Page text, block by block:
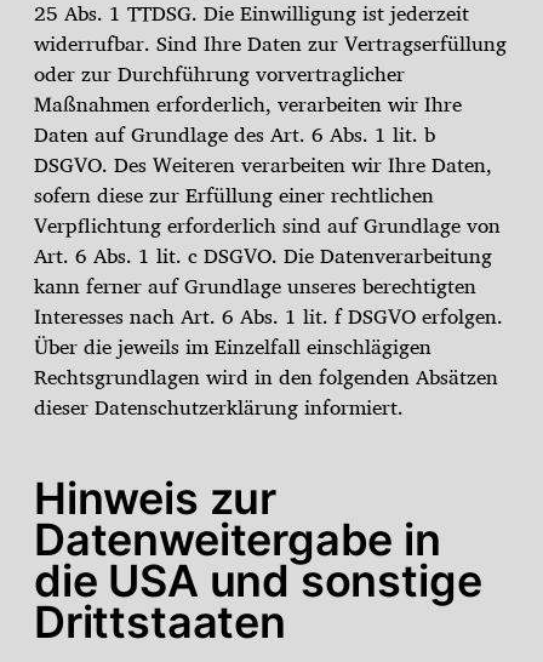
25 Abs. 1 TTDSG. Die Einwilligung ist jederzeit
widerrufbar. Sind Ihre Daten zur Vertragserfüllung
oder zur Durchführung vorvertraglicher
Maßnahmen erforderlich, verarbeiten wir Ihre
Daten auf Grundlage des Art. 6 Abs. 1 lit. b
DSGVO. Des Weiteren verarbeiten wir Ihre Daten,
sofern diese zur Erfüllung einer rechtlichen
Verpflichtung erforderlich sind auf Grundlage von
Art. 6 Abs. 1 lit. c DSGVO. Die Datenverarbeitung
kann ferner auf Grundlage unseres berechtigten
Interesses nach Art. 6 Abs. 1 lit. f DSGVO erfolgen.
Über die jeweils im Einzelfall einschlägigen
Rechtsgrundlagen wird in den folgenden Absätzen
dieser Datenschutzerklärung informiert.
Hinweis zur
Datenweitergabe in
die USA und sonstige
Drittstaaten